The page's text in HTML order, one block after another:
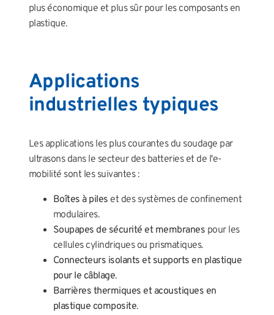
plus économique et plus sûr pour les composants en
plastique.
Applications
industrielles typiques
Les applications les plus courantes du soudage par
ultrasons dans le secteur des batteries et de l'e-
mobilité sont les suivantes :
Boîtes à piles et des systèmes de confinement
modulaires.
Soupapes de sécurité et membranes pour les
cellules cylindriques ou prismatiques.
Connecteurs isolants et supports en plastique
pour le câblage.
Barrières thermiques et acoustiques en
plastique composite.